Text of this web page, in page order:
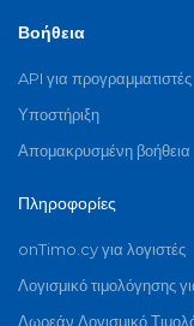
Βοήθεια
API για προγραμματιστές
Υποστήριξη
Απομακρυσμένη βοήθεια
Πληροφορίες
onTimo.cy για λογιστές
Λογισμικό τιμολόγησης
Δωρεάν Λογισμικό